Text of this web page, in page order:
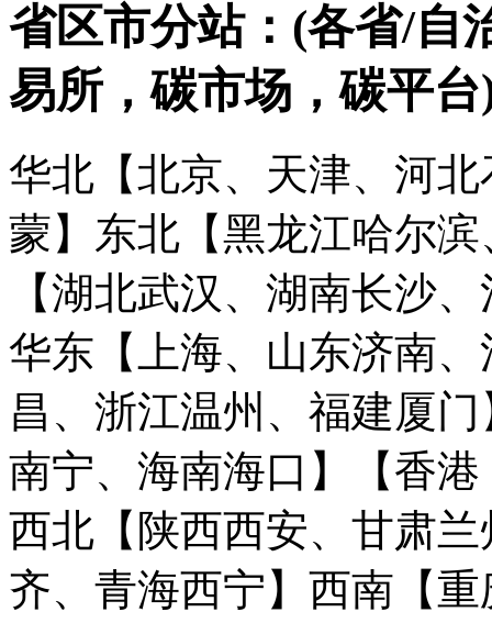
省区市分站：(各省/自
易所，碳市场，碳平台
华北【北京、天津、河
蒙】 东北【黑龙江哈尔
【湖北武汉、湖南长沙
华东【上海、山东济南
昌、浙江温州、福建厦门
南宁、海南海口】
【香
西北【陕西西安、甘肃
齐、青海西宁】 西南【